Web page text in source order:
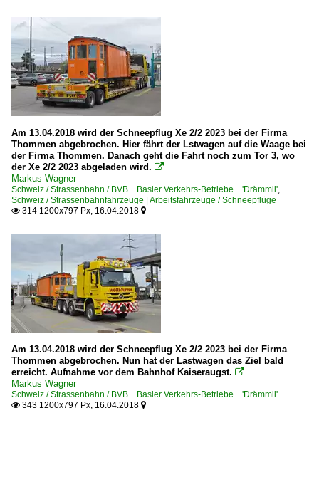
Am 13.04.2018 wird der Schneepflug Xe 2/2 2023 bei der Firma
Thommen abgebrochen. Hier fährt der Lstwagen auf die Waage bei
der Firma Thommen. Danach geht die Fahrt noch zum Tor 3, wo
der Xe 2/2 2023 abgeladen wird. 
Markus Wagner
Schweiz / Strassenbahn / BVB Basler Verkehrs-Betriebe 'Drämmli'
Schweiz / Strassenbahnfahrzeuge | Arbeitsfahrzeuge / Schneepflüge
 314 1200x797 Px, 16.04.2018 
Am 13.04.2018 wird der Schneepflug Xe 2/2 2023 bei der Firma
Thommen abgebrochen. Nun hat der Lastwagen das Ziel bald
erreicht. Aufnahme vor dem Bahnhof Kaiseraugst. 
Markus Wagner
Schweiz / Strassenbahn / BVB Basler Verkehrs-Betriebe 'Drämmli'
 343 1200x797 Px, 16.04.2018 